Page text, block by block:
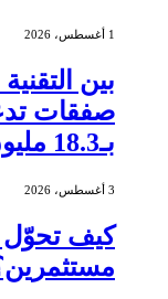
1 أغسطس، 2026
صفقات
بـ18.3 مليون دولار
3 أغسطس، 2026
كيف تحوّل